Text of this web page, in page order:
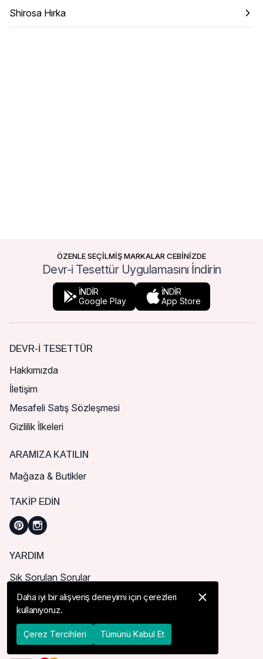
Shirosa Hırka
ÖZENLE SEÇİLMİŞ MARKALAR CEBİNİZDE
Devr-i Tesettür Uygulamasını İndirin
İNDİR
Google Play
İNDİR
App Store
DEVR-I TESETTÜR
Hakkımızda
İletişim
Mesafeli Satış Sözleşmesi
Gizlilik İlkeleri
ARAMIZA KATILIN
Mağaza & Butikler
TAKIP EDIN
YARDIM
Sık Sorulan Sorular
Nasıl Sipariş Verebilirim?
Kargo ve Teslimat
İade, İptal ve Değişim
Daha iyi bir alışveriş deneyimi için çerezleri
kullanıyoruz.
Çerez Tercihleri Tümünü Kabul Et